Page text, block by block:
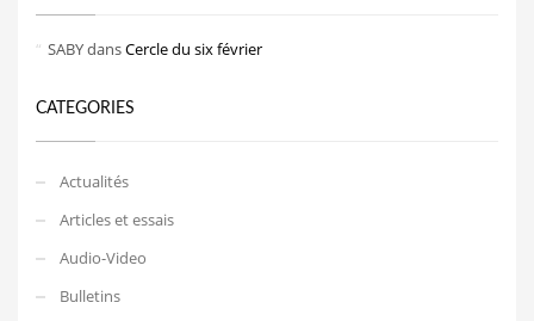
SABYdansCercle du six février
CATEGORIES
Actualités
Articles et essais
Audio-Video
Bulletins